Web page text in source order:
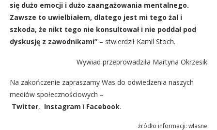
się dużo emocji i dużo zaangażowania mentalnego.
Zawsze to uwielbiałem, dlatego jest mi tego żal i
szkoda, że nikt tego nie konsultował i nie poddał pod
dyskusję z zawodnikami” – stwierdził Kamil Stoch.
Wywiad przeprowadziła Martyna Okrzesik
Na zakończenie zapraszamy Was do odwiedzenia naszych
mediów społecznościowych –
Twitter, Instagram i Facebook.
źródło informacji: własne